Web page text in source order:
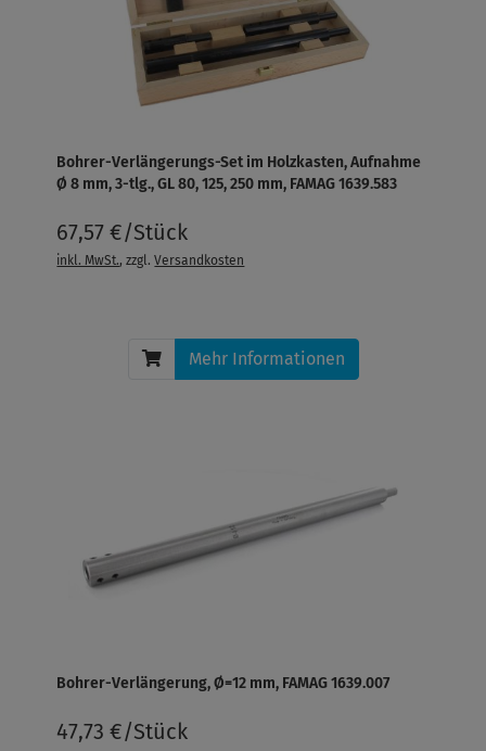
Bohrer-Verlängerungs-Set im Holzkasten, Aufnahme
Ø 8 mm, 3-tlg., GL 80, 125, 250 mm, FAMAG 1639.583
67,57 €/Stück
inkl. MwSt., zzgl.Versandkosten
Mehr Informationen
Bohrer-Verlängerung, Ø=12 mm, FAMAG 1639.007
47,73 €/Stück